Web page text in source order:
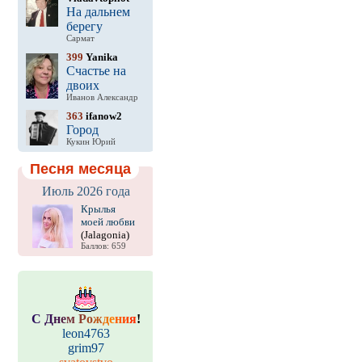
На дальнем
берегу
Сармат
399 Yanika
Счастье на
двоих
Иванов Александр
363 ifanow2
Город
Кукин Юрий
Песня месяца
Июль 2026 года
Крылья
моей любви
(Jalagonia)
Баллов: 659
С Днем Рождения!
leon4763
grim97